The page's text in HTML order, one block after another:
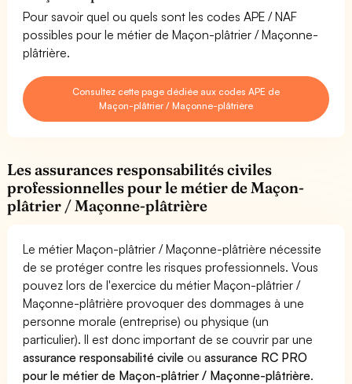
Pour savoir quel ou quels sont les codes APE / NAF
possibles pour le métier de Maçon-plâtrier / Maçonne-
plâtrière.
Consultez cette page dédiée aux codes APE de
Maçon-plâtrier / Maçonne-plâtrière
Les assurances responsabilités civiles
professionnelles pour le métier de Maçon-
plâtrier / Maçonne-plâtrière
Le métier Maçon-plâtrier / Maçonne-plâtrière nécessite
de se protéger contre les risques professionnels. Vous
pouvez lors de l'exercice du métier Maçon-plâtrier /
Maçonne-plâtrière provoquer des dommages à une
personne morale (entreprise) ou physique (un
particulier). Il est donc important de se couvrir par une
assurance responsabilité civile ouassurance RC PRO
pour le métier de Maçon-plâtrier / Maçonne-plâtrière.